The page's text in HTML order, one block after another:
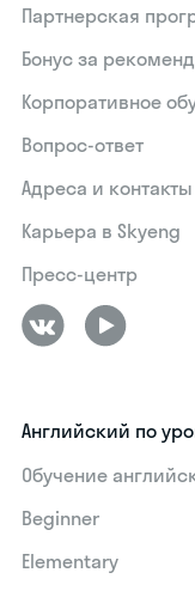
Партнерская
Бонус за
Корпоративное
Вопрос-ответ
Адреса и контакты
Карьера в Skyeng
Пресс-центр
Английский по
Обучение
Beginner
Elementary